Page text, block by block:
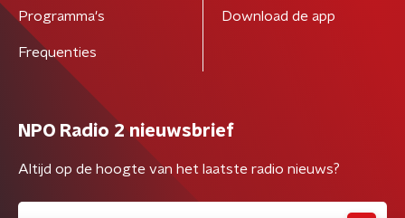
Programma's
Frequenties
Download de app
NPO Radio 2 nieuwsbrief
Altijd op de hoogte van het laatste radio nieuws?